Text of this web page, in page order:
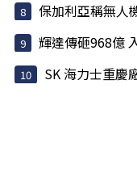
保加利亞稱無
輝達傳砸968億
SK 海力士重慶